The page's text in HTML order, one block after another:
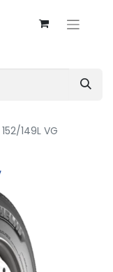
152/149L VG